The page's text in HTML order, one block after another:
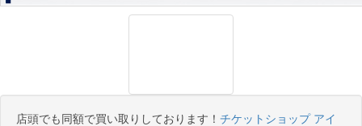
店頭でも同額で買い取りしております！ チケットショップ アイ